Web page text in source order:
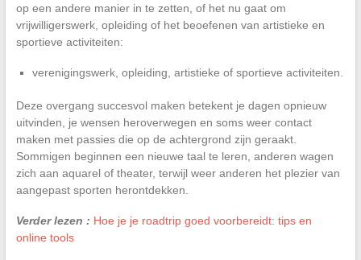
op een andere manier in te zetten, of het nu gaat om
vrijwilligerswerk, opleiding of het beoefenen van artistieke en
sportieve activiteiten:
verenigingswerk, opleiding, artistieke of sportieve activiteiten.
Deze overgang succesvol maken betekent je dagen opnieuw
uitvinden, je wensen heroverwegen en soms weer contact
maken met passies die op de achtergrond zijn geraakt.
Sommigen beginnen een nieuwe taal te leren, anderen wagen
zich aan aquarel of theater, terwijl weer anderen het plezier van
aangepast sporten herontdekken.
Verder lezen : Hoe je je roadtrip goed voorbereidt: tips en
online tools